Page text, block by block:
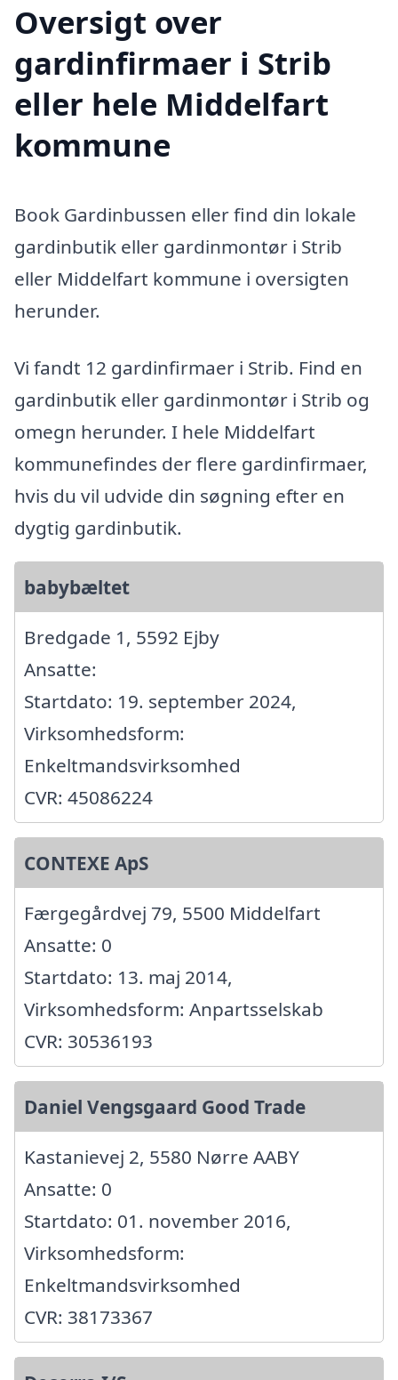
Oversigt over
gardinfirmaer i Strib
eller hele Middelfart
kommune
Book Gardinbussen eller find din lokale
gardinbutik eller gardinmontør i Strib
eller Middelfart kommune i oversigten
herunder.
Vi fandt 12 gardinfirmaer i Strib. Find en
gardinbutik eller gardinmontør i Strib og
omegn herunder. I hele Middelfart
kommunefindes der flere gardinfirmaer,
hvis du vil udvide din søgning efter en
dygtig gardinbutik.
babybæltet
Bredgade 1, 5592 Ejby
Ansatte:
Startdato: 19. september 2024,
Virksomhedsform:
Enkeltmandsvirksomhed
CVR: 45086224
CONTEXE ApS
Færgegårdvej 79, 5500 Middelfart
Ansatte: 0
Startdato: 13. maj 2014,
Virksomhedsform: Anpartsselskab
CVR: 30536193
Daniel Vengsgaard Good Trade
Kastanievej 2, 5580 Nørre AABY
Ansatte: 0
Startdato: 01. november 2016,
Virksomhedsform:
Enkeltmandsvirksomhed
CVR: 38173367